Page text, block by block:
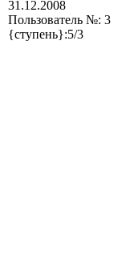
31.12.2008
Пользователь №: 3
{ступень}:5/3